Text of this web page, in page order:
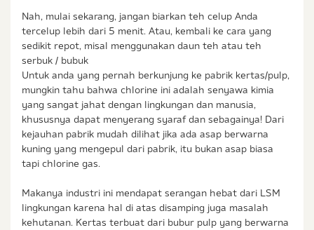
Nah, mulai sekarang, jangan biarkan teh celup Anda
tercelup lebih dari 5 menit. Atau, kembali ke cara yang
sedikit repot, misal menggunakan daun teh atau teh
serbuk / bubuk
Untuk anda yang pernah berkunjung ke pabrik kertas/pulp,
mungkin tahu bahwa chlorine ini adalah senyawa kimia
yang sangat jahat dengan lingkungan dan manusia,
khususnya dapat menyerang syaraf dan sebagainya! Dari
kejauhan pabrik mudah dilihat jika ada asap berwarna
kuning yang mengepul dari pabrik, itu bukan asap biasa
tapi chlorine gas.
Makanya industri ini mendapat serangan hebat dari LSM
lingkungan karena hal di atas disamping juga masalah
kehutanan. Kertas terbuat dari bubur pulp yang berwarna